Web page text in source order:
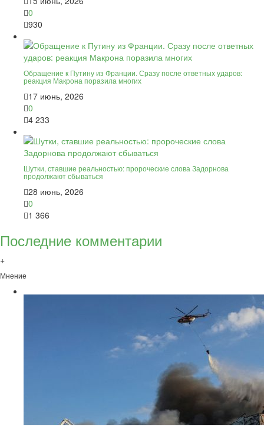
0
930
Обращение к Путину из Франции. Сразу после ответных ударов:
реакция Макрона поразила многих
17 июнь, 2026
0
4 233
Шутки, ставшие реальностью: пророческие слова Задорнова
продолжают сбываться
28 июнь, 2026
0
1 366
Последние комментарии
+
Мнение